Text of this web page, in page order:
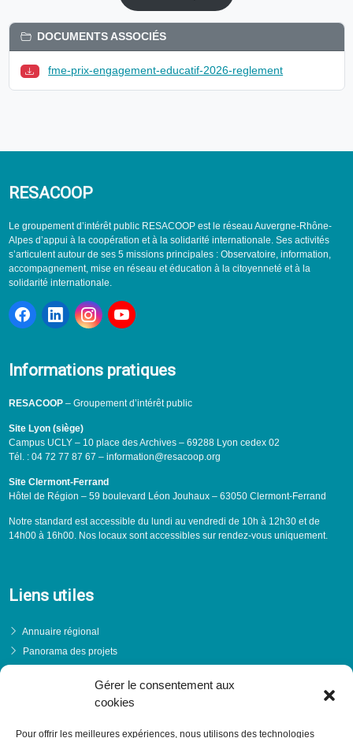
Gérer le consentement aux
cookies
Pour offrir les meilleures expériences, nous utilisons des technologies
DOCUMENTS ASSOCIÉS
fme-prix-engagement-educatif-2026-reglement
RESACOOP
Le groupement d’intérêt public RESACOOP est le réseau Auvergne-Rhône-
Alpes d’appui à la coopération et à la solidarité internationale. Ses activités
s’articulent autour de ses 5 missions principales : Observatoire, information,
accompagnement, mise en réseau et éducation à la citoyenneté et à la
solidarité internationale.
Informations pratiques
RESACOOP– Groupement d’intérêt public
Site Lyon (siège)
Campus UCLY – 10 place des Archives – 69288 Lyon cedex 02
Tél. : 04 72 77 87 67 – information@resacoop.org
Site Clermont-Ferrand
Hôtel de Région – 59 boulevard Léon Jouhaux – 63050 Clermont-Ferrand
Notre standard est accessible du lundi au vendredi de 10h à 12h30 et de
14h00 à 16h00. Nos locaux sont accessibles sur rendez-vous uniquement.
Liens utiles
Annuaire régional
Panorama des projets